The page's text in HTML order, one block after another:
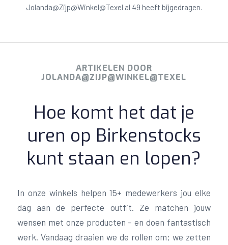
Jolanda@Zijp@Winkel@Texel al 49 heeft bijgedragen.
ARTIKELEN DOOR
JOLANDA@ZIJP@WINKEL@TEXEL
Hoe komt het dat je
uren op Birkenstocks
kunt staan en lopen?
In onze winkels helpen 15+ medewerkers jou elke
dag aan de perfecte outfit. Ze matchen jouw
wensen met onze producten – en doen fantastisch
werk. Vandaag draaien we de rollen om; we zetten